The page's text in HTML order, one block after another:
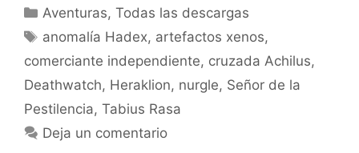
Categorías
Aventuras,Todas las descargas
Etiquetas
anomalía Hadex, artefactos xenos,
comerciante independiente, cruzada Achilus,
Deathwatch, Heraklion, nurgle, Señor de la
Pestilencia, Tabius Rasa
Deja un comentario